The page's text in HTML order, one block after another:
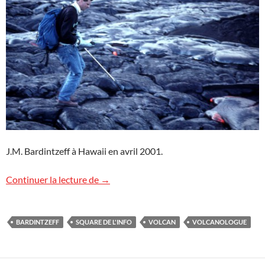
J.M. Bardintzeff à Hawaii en avril 2001.
Continuer la lecture de Ma vie de… volcanologue
→
BARDINTZEFF SQUARE DE L'INFO VOLCAN VOLCANOLOGUE